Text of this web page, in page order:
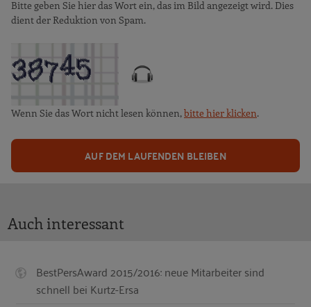
Bitte geben Sie hier das Wort ein, das im Bild angezeigt wird. Dies
dient der Reduktion von Spam.
Wenn Sie das Wort nicht lesen können, bitte hier klicken.
AUF DEM LAUFENDEN BLEIBEN
Auch interessant
BestPersAward 2015/2016: neue Mitarbeiter sind
schnell bei Kurtz-Ersa